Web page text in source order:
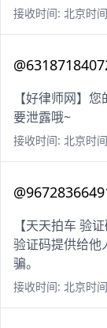
接收时间: 北京时
【好律师网】
要泄露哦~
接收时间: 北京时
【天天拍车 验
验证码提供给他
骗。
接收时间: 北京时